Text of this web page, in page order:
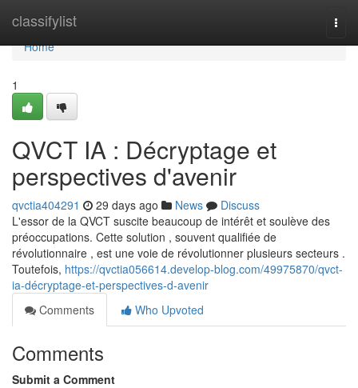
classifylist
Home
Home
1
QVCT IA : Décryptage et
perspectives d'avenir
qvctia404291 29 days ago News
Discuss
L'essor de la QVCT suscite beaucoup de intérêt et soulève des
préoccupations. Cette solution , souvent qualifiée de
révolutionnaire , est une voie de révolutionner plusieurs secteurs .
Toutefois, https://qvctia056614.develop-blog.com/49975870/qvct-
ia-décryptage-et-perspectives-d-avenir
Comments
Who Upvoted
Comments
Submit a Comment